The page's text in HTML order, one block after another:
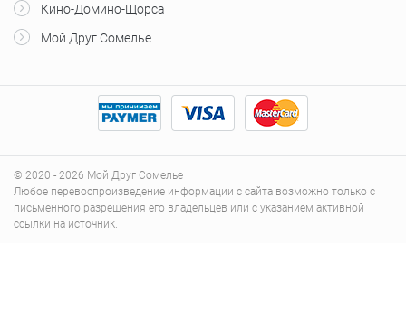
Кино-Домино-Щорса
Мой Друг Сомелье
© 2020 - 2026 Мой Друг Сомелье
Любое перевоспроизведение информации с сайта возможно только с
письменного разрешения его владельцев или с указанием активной
ссылки на источник.